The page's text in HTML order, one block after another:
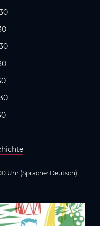
Uhr (Sprache: Deutsch)